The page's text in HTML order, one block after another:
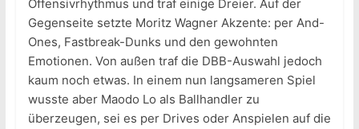
Offensivrhythmus und traf einige Dreier. Auf der
Gegenseite setzte Moritz Wagner Akzente: per And-
Ones, Fastbreak-Dunks und den gewohnten
Emotionen. Von außen traf die DBB-Auswahl jedoch
kaum noch etwas. In einem nun langsameren Spiel
wusste aber Maodo Lo als Ballhandler zu
überzeugen, sei es per Drives oder Anspielen auf die